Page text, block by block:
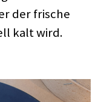
der frische
kalt wird.